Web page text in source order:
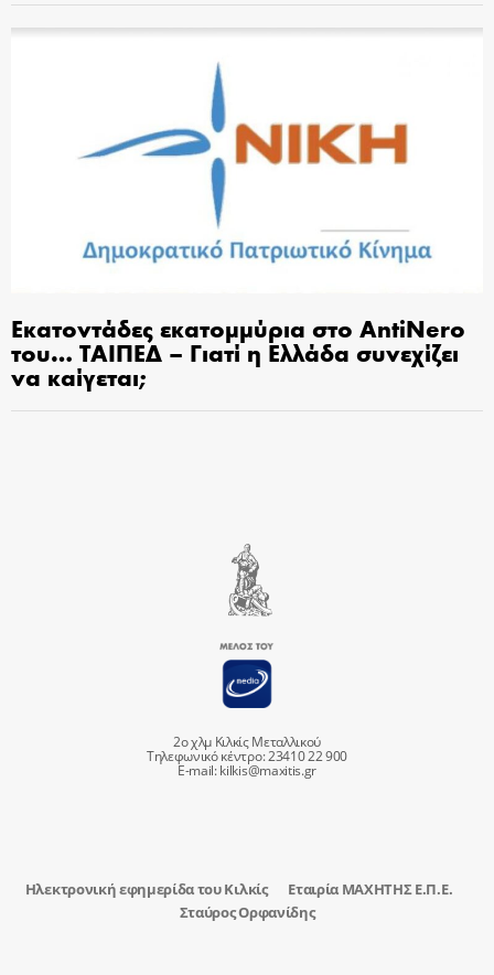
Εκατοντάδες εκατομμύρια στο AntiNero
του… ΤΑΙΠΕΔ – Γιατί η Ελλάδα συνεχίζει
να καίγεται;
2ο χλμ Κιλκίς Μεταλλικού
Τηλεφωνικό κέντρο: 23410 22 900
E-mail:kilkis@maxitis.gr
Ηλεκτρονική εφημερίδα του Κιλκίς
Εταιρία ΜΑΧΗΤΗΣ Ε.Π.Ε.
Σταύρος Ορφανίδης